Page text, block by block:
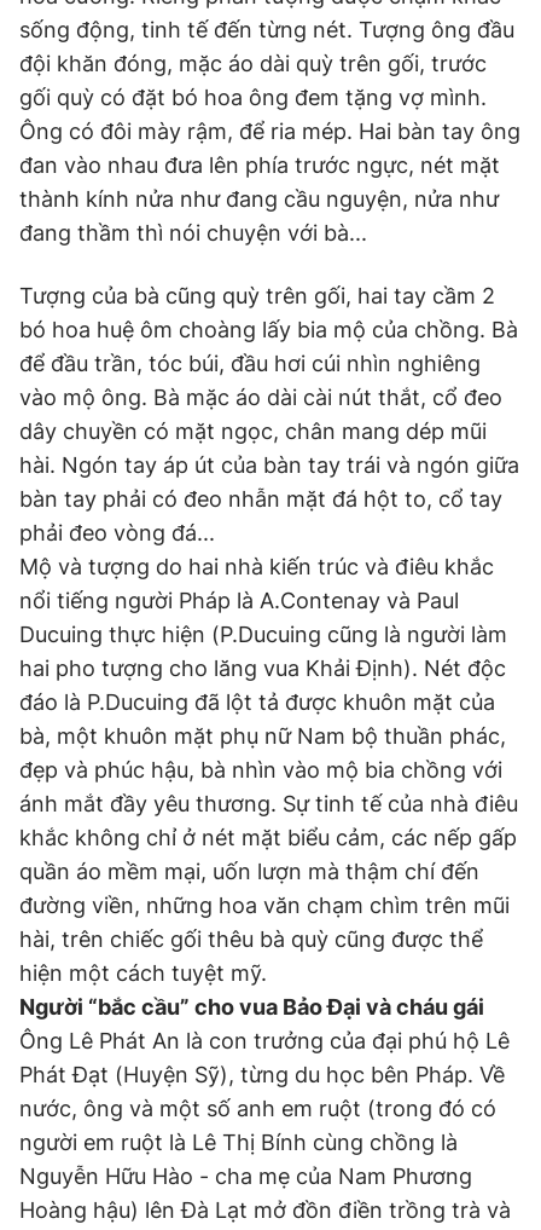
sống động, tinh tế đến từng nét. Tượng ông đầu
đội khăn đóng, mặc áo dài quỳ trên gối, trước
gối quỳ có đặt bó hoa ông đem tặng vợ mình.
Ông có đôi mày rậm, để ria mép. Hai bàn tay ông
đan vào nhau đưa lên phía trước ngực, nét mặt
thành kính nửa như đang cầu nguyện, nửa như
đang thầm thì nói chuyện với bà...
Tượng của bà cũng quỳ trên gối, hai tay cầm 2
bó hoa huệ ôm choàng lấy bia mộ của chồng. Bà
để đầu trần, tóc búi, đầu hơi cúi nhìn nghiêng
vào mộ ông. Bà mặc áo dài cài nút thắt, cổ đeo
dây chuyền có mặt ngọc, chân mang dép mũi
hài. Ngón tay áp út của bàn tay trái và ngón giữa
bàn tay phải có đeo nhẫn mặt đá hột to, cổ tay
phải đeo vòng đá...
Mộ và tượng do hai nhà kiến trúc và điêu khắc
nổi tiếng người Pháp là A.Contenay và Paul
Ducuing thực hiện (P.Ducuing cũng là người làm
hai pho tượng cho lăng vua Khải Định). Nét độc
đáo là P.Ducuing đã lột tả được khuôn mặt của
bà, một khuôn mặt phụ nữ Nam bộ thuần phác,
đẹp và phúc hậu, bà nhìn vào mộ bia chồng với
ánh mắt đầy yêu thương. Sự tinh tế của nhà điêu
khắc không chỉ ở nét mặt biểu cảm, các nếp gấp
quần áo mềm mại, uốn lượn mà thậm chí đến
đường viền, những hoa văn chạm chìm trên mũi
hài, trên chiếc gối thêu bà quỳ cũng được thể
hiện một cách tuyệt mỹ.
Người “bắc cầu” cho vua Bảo Đại và cháu gái
Ông Lê Phát An là con trưởng của đại phú hộ Lê
Phát Đạt (Huyện Sỹ), từng du học bên Pháp. Về
nước, ông và một số anh em ruột (trong đó có
người em ruột là Lê Thị Bính cùng chồng là
Nguyễn Hữu Hào - cha mẹ của Nam Phương
Hoàng hậu) lên Đà Lạt mở đồn điền trồng trà và